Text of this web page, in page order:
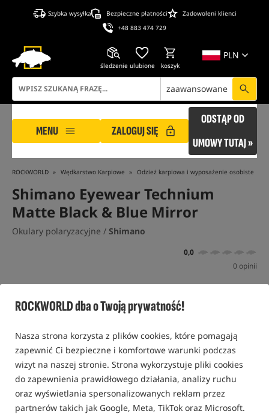
ROCKWORLD dba o Twoją prywatność!
Nasza strona korzysta z plików cookies, które pomagają
zapewnić Ci bezpieczne i komfortowe warunki podczas
wizyt na naszej stronie. Strona wykorzystuje pliki cookies
do zapewnienia prawidłowego działania, analizy ruchu
oraz wyświetlania spersonalizowanych reklam przez
partnerów takich jak Google, Meta, TikTok oraz Microsoft.
Szybka wysyłka Bezpieczne płatności
Zadowoleni klienci
+48 883 474 729
PLN
śledzenie ulubione koszyk
zaawansowane
MENU ZALOGUJ SIĘ
ODSTĄP OD
UMOWY TUTAJ »
ROCKWORLD Wędkarstwo Karpiowe Odzież karpiowa i wyposażenie osobiste
Shimano Eyewear Technium
Matte Black & Blue Mirror
Okulary polaryzacyjne / Shimano
0,0
0 opinii